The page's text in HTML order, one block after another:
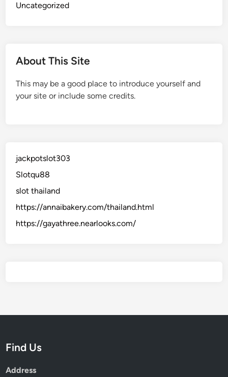
Uncategorized
About This Site
This may be a good place to introduce yourself and
your site or include some credits.
jackpotslot303
Slotqu88
slot thailand
https://annaibakery.com/thailand.html
https://gayathree.nearlooks.com/
Find Us
Address